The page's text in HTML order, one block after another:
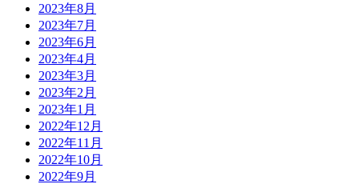
2023年8月
2023年7月
2023年6月
2023年4月
2023年3月
2023年2月
2023年1月
2022年12月
2022年11月
2022年10月
2022年9月